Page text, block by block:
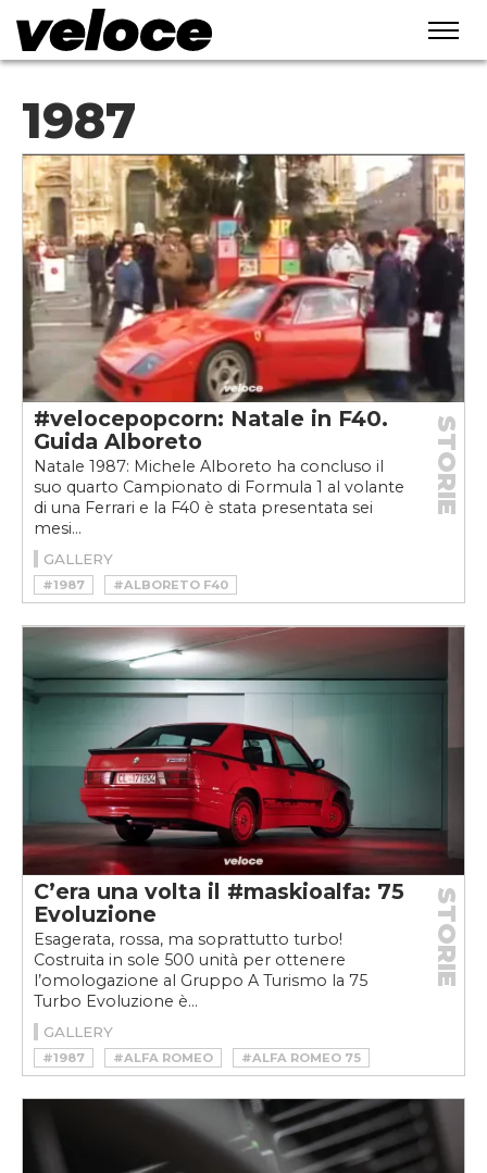
1987
#velocepopcorn: Natale in F40.
Guida Alboreto
Natale 1987: Michele Alboreto ha concluso il
suo quarto Campionato di Formula 1 al volante
di una Ferrari e la F40 è stata presentata sei
mesi...
STORIE
GALLERY
#1987
#ALBORETO F40
#ALBORETO GUIDA LA FERRARI F40
#EZIO ZERMIANI
#FERRARI F40
#MICHELE ALBORETO
C’era una volta il #maskioalfa: 75
Evoluzione
Esagerata, rossa, ma soprattutto turbo!
Costruita in sole 500 unità per ottenere
l’omologazione al Gruppo A Turismo la 75
Turbo Evoluzione è...
STORIE
GALLERY
#1987 #ALFA ROMEO
#ALFA ROMEO 75
#ALFA ROMEO 75 1.8 TURBO EVOLUZIONE
#ALFA ROMEO 75 EVOLUZIONE
#C’ERA UNA VOLTA IL MASCHIO ALFA
#MASKIOALFA